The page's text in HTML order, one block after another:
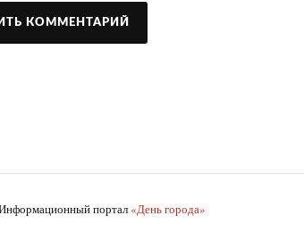
портал «День города»